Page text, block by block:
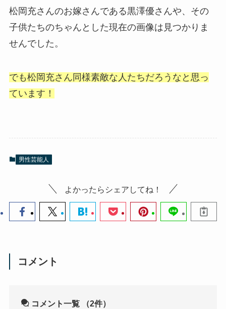
松岡充さんのお嫁さんである黒澤優さんや、その
子供たちのちゃんとした現在の画像は見つかりま
せんでした。
でも松岡充さん同様素敵な人たちだろうなと思っ
ています！
男性芸能人
よかったらシェアしてね！
コメント
コメント一覧 （2件）